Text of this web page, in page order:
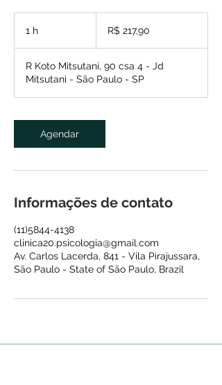
1 h
brasileiros
R$ 217,90
R Koto Mitsutani, 90 csa 4 - Jd
Mitsutani - São Paulo - SP
Agendar
Informações de contato
(11)5844-4138
clinica20.psicologia@gmail.com
Av. Carlos Lacerda, 841 - Vila Pirajussara,
São Paulo - State of São Paulo, Brazil